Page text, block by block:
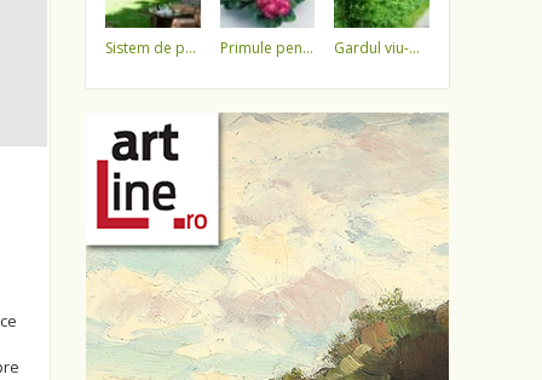
sistem de pulverizare a apei primule pentru 1 martie 3,5 lei / ghiveci !!!! gardul viu-minune!